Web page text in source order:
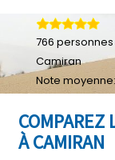
COMPAREZ
À CAMIRAN
766
Camiran
Note moyenne: